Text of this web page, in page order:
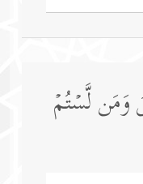
وَمَن لَّسۡتُمۡ